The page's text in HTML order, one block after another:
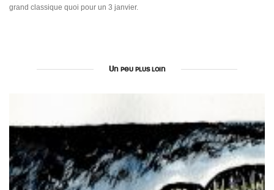
grand classique quoi pour un 3 janvier.
Un peu plus loin